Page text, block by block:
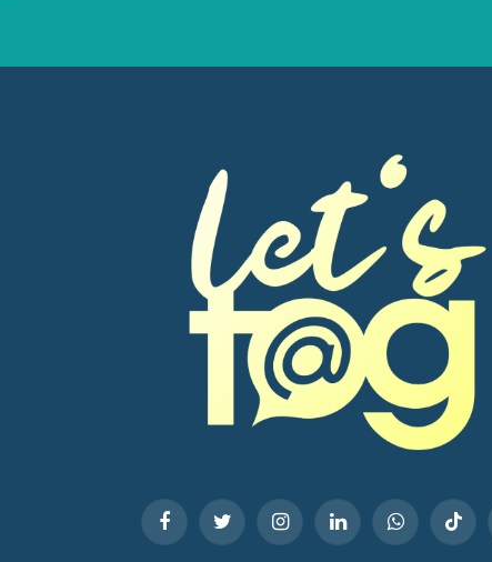
FacebookTwitter InstagramLinkedInWhatsAppTikTok